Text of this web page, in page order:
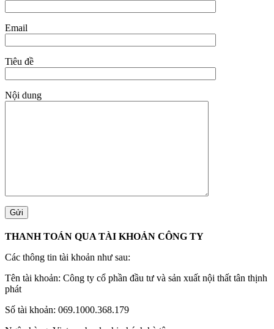
Email
Tiêu đề
Nội dung
THANH TOÁN QUA TÀI KHOẢN CÔNG TY
Các thông tin tài khoản như sau:
Tên tài khoản: Công ty cổ phần đầu tư và sản xuất nội thất tân thịnh
phát
Số tài khoản: 069.1000.368.179